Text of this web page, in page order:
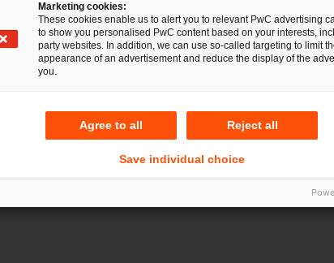
Marketing cookies:
These cookies enable us to alert you to relevant PwC advertising
to show you personalised PwC content based on your interests,
party websites. In addition, we can use so-called targeting to limit
appearance of an advertisement and reduce the display of the
you.
Agree to all Reject all
Save individual choice